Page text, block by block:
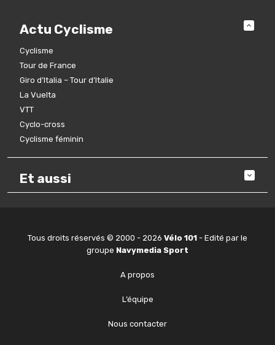
Actu Cyclisme
Cyclisme
Tour de France
Giro d’Italia – Tour d’Italie
La Vuelta
VTT
Cyclo-cross
Cyclisme féminin
Et aussi
Tous droits réservés © 2000 - 2026 Vélo 101 - Edité par le
groupe Navymedia Sport
A propos
L’équipe
Nous contacter